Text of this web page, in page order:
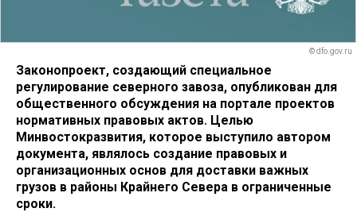
© dfo.gov.ru
Законопроект, создающий специальное
регулирование северного завоза, опубликован для
общественного обсуждения на портале проектов
нормативных правовых актов. Целью
Минвостокразвития, которое выступило автором
документа, являлось создание правовых и
организационных основ для доставки важных
грузов в районы Крайнего Севера в ограниченные
сроки.